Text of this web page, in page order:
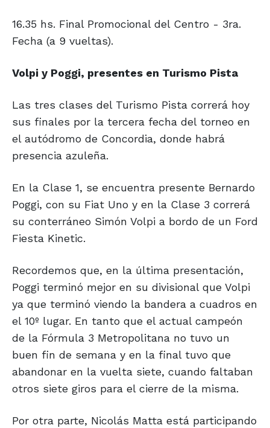
16.35 hs. Final Promocional del Centro - 3ra.
Fecha (a 9 vueltas).
Volpi y Poggi, presentes en Turismo Pista
Las tres clases del Turismo Pista correrá hoy
sus finales por la tercera fecha del torneo en
el autódromo de Concordia, donde habrá
presencia azuleña.
En la Clase 1, se encuentra presente Bernardo
Poggi, con su Fiat Uno y en la Clase 3 correrá
su conterráneo Simón Volpi a bordo de un Ford
Fiesta Kinetic.
Recordemos que, en la última presentación,
Poggi terminó mejor en su divisional que Volpi
ya que terminó viendo la bandera a cuadros en
el 10º lugar. En tanto que el actual campeón
de la Fórmula 3 Metropolitana no tuvo un
buen fin de semana y en la final tuvo que
abandonar en la vuelta siete, cuando faltaban
otros siete giros para el cierre de la misma.
Por otra parte, Nicolás Matta está participando